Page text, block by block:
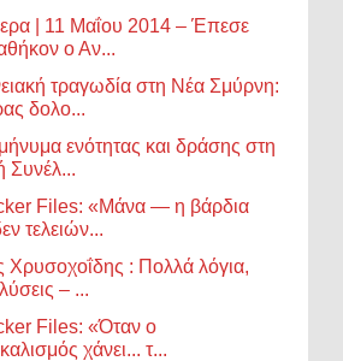
| 11 Μαΐου 2014 – Έπεσε
ο Αν...
τραγωδία στη Νέα Σμύρνη:
δολο...
ενότητας και δράσης στη
Συνέλ...
Files: «Μάνα — η βάρδια
τελειών...
Χρυσοχοΐδης : Πολλά λόγια,
– ...
Files: «Όταν ο
χάνει... τ...